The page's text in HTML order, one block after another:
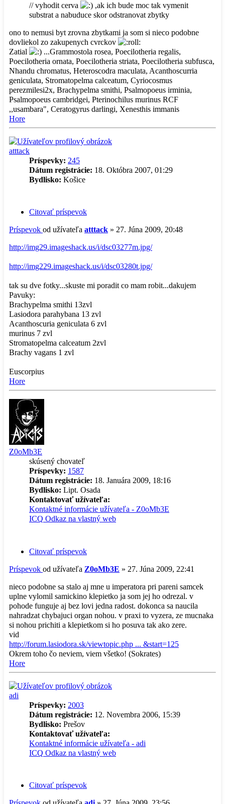
// vyhodit cerva
,ak ich bude moc tak vymenit
substrat a nabuduce skor odstranovat zbytky
ono to nemusi byt zrovna zbytkami ja som si nieco podobne
dovliekol zo zakupenych cvrckov
Zatial
...Grammostola rosea, Poecilotheria regalis,
Poecilotheria ornata, Poecilotheria striata, Poecilotheria subfusca,
Nhandu chromatus, Heteroscodra maculata, Acanthoscurria
geniculata, Stromatopelma calceatum, Cyriocosmus
perezmilesi2x, Brachypelma smithi, Psalmopoeus irminia,
Psalmopoeus cambridgei, Pterinochilus murinus RCF
,,usambara", Ceratogyrus darlingi, Xenesthis immanis
Hore
atttack
Príspevky: 245
Dátum registrácie: 18. Októbra 2007, 01:29
Bydlisko: Košice
Citovať príspevok
Príspevok od užívateľa atttack » 27. Júna 2009, 20:48
http://img29.imageshack.us/i/dsc03277m.jpg/
http://img229.imageshack.us/i/dsc03280t.jpg/
tak su dve fotky...skuste mi poradit co mam robit...dakujem
Pavuky:
Brachypelma smithi 13zvl
Lasiodora parahybana 13 zvl
Acanthoscuria geniculata 6 zvl
murinus 7 zvl
Stromatopelma calceatum 2zvl
Brachy vagans 1 zvl
Euscorpius
Hore
Z0oMb3E
skúsený chovateľ
Príspevky: 1587
Dátum registrácie: 18. Januára 2009, 18:16
Bydlisko: Lipt. Osada
Kontaktovať užívateľa:
Kontaktné informácie užívateľa - Z0oMb3E
ICQ Odkaz na vlastný web
Citovať príspevok
Príspevok od užívateľa Z0oMb3E » 27. Júna 2009, 22:41
nieco podobne sa stalo aj mne u imperatora pri pareni samcek
uplne vylomil samickino klepietko ja som jej ho odrezal. v
pohode funguje aj bez lovi jedna radost. dokonca sa naucila
nahradzat chybajuci organ nohou. v praxi to vyzera, ze mucnaka
si nohou prichiti a klepietkom si ho posuva tak ako zere.
vid
http://forum.lasiodora.sk/viewtopic.php ... &start=125
Okrem toho čo neviem, viem všetko! (Sokrates)
Hore
adi
Príspevky: 2003
Dátum registrácie: 12. Novembra 2006, 15:39
Bydlisko: Prešov
Kontaktovať užívateľa:
Kontaktné informácie užívateľa - adi
ICQ Odkaz na vlastný web
Citovať príspevok